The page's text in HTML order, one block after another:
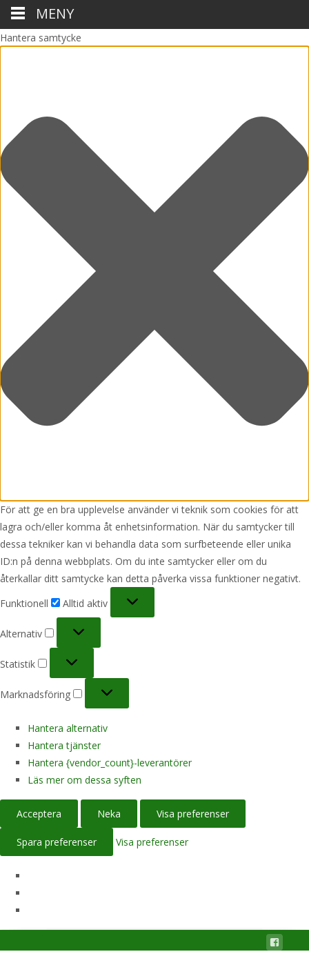
Hantera samtycke
För att ge en bra upplevelse använder vi teknik som cookies för att
lagra och/eller komma åt enhetsinformation. När du samtycker till
dessa tekniker kan vi behandla data som surfbeteende eller unika
ID:n på denna webbplats. Om du inte samtycker eller om du
återkallar ditt samtycke kan detta påverka vissa funktioner negativt.
Funktionell
Alltid aktiv
Alternativ
Statistik
Marknadsföring
Hantera alternativ
Hantera tjänster
Hantera {vendor_count}-leverantörer
Läs mer om dessa syften
Acceptera Neka Visa preferenser
Spara preferenser Visa preferenser
MENY